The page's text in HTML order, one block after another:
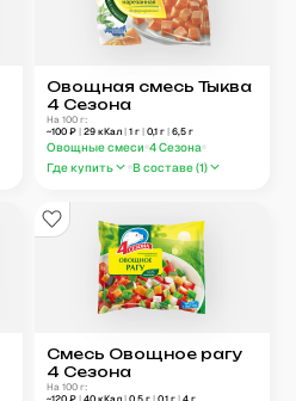
Овощная смесь Тыква
4 Сезона
На 100 г:
~100 ₽ | 29 кКал | 1 г | 0,1 г | 6,5 г
Овощные смеси 4 Сезона
Где купить
В составе (1)
Смесь Овощное рагу
4 Сезона
На 100 г:
~120 ₽ | 40 кКал | 0,5 г | 0,1 г | 4 г